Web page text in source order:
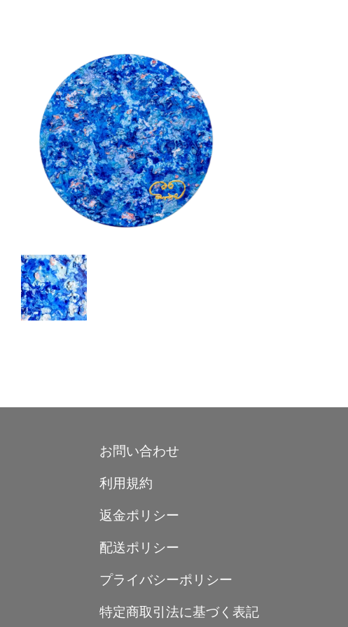
お問い合わせ
利用規約
返金ポリシー
配送ポリシー
プライバシーポリシー
特定商取引法に基づく表記